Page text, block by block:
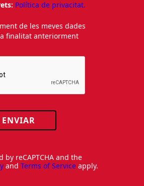
Política de privacitat.
de les meves dades
finalitat anteriorment
ENVIAR
by reCAPTCHA and the
and Terms of Service apply.